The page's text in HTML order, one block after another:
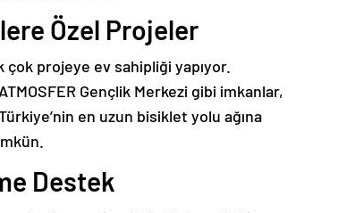
Özel Projeler
projeye ev sahipliği yapıyor.
Gençlik Merkezi gibi imkanlar,
en uzun bisiklet yolu ağına
Destek